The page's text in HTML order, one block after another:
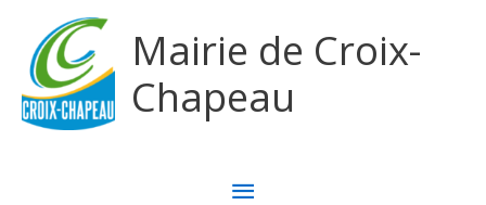
Mairie de Croix-
Chapeau
MENU